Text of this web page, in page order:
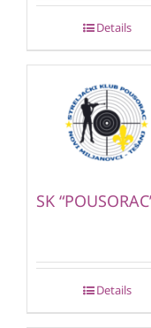
Details
SK
Details